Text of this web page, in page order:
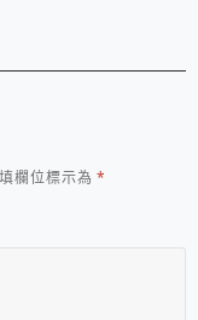
欄位標示為*